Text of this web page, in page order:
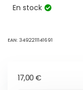
En stock
EAN: 3492211141691
17,00 €